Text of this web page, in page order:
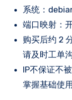
系统：
端口映射：
购买后约 2
请及时工单沟
IP不保证不
掌握基础使